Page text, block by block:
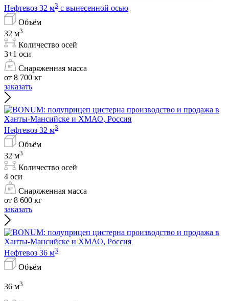
Нефтевоз 32 м3 с вынесенной осью
Объём
32 м3
Количество осей
3+1 оси
Снаряженная масса
от 8 700 кг
заказать
Нефтевоз 32 м3
Объём
32 м3
Количество осей
4 оси
Снаряженная масса
от 8 600 кг
заказать
Нефтевоз 36 м3
Объём
36 м3